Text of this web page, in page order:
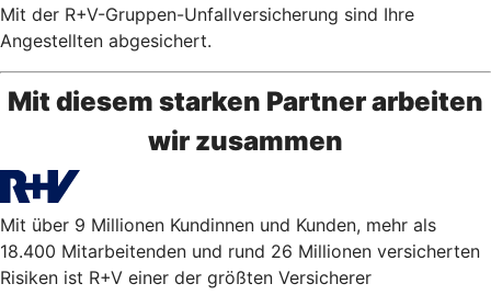
Mit der R+V-Gruppen-Unfallversicherung sind Ihre
Angestellten abgesichert.
Mit diesem starken Partner arbeiten
wir zusammen
Mit über 9 Millionen Kundinnen und Kunden, mehr als
18.400 Mitarbeitenden und rund 26 Millionen versicherten
Risiken ist R+V einer der größten Versicherer